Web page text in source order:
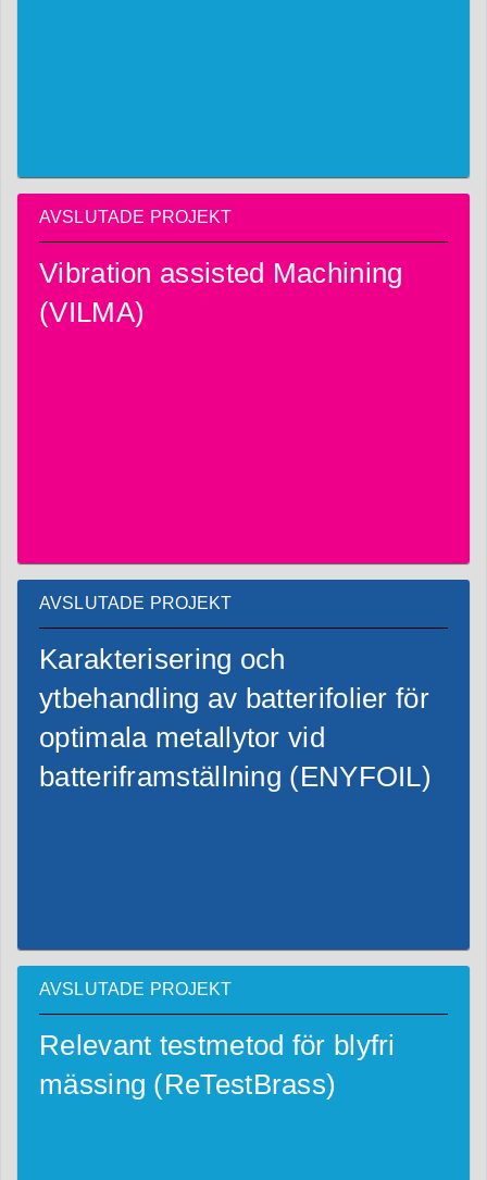
AVSLUTADE PROJEKT
Vibration assisted Machining
(VILMA)
AVSLUTADE PROJEKT
Karakterisering och
ytbehandling av batterifolier för
optimala metallytor vid
batteriframställning (ENYFOIL)
AVSLUTADE PROJEKT
Relevant testmetod för blyfri
mässing (ReTestBrass)